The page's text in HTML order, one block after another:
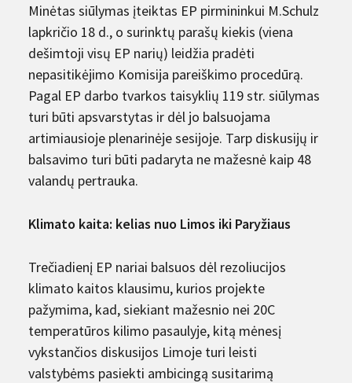
Minėtas siūlymas įteiktas EP pirmininkui M.Schulz
lapkričio 18 d., o surinktų parašų kiekis (viena
dešimtoji visų EP narių) leidžia pradėti
nepasitikėjimo Komisija pareiškimo procedūrą.
Pagal EP darbo tvarkos taisyklių 119 str. siūlymas
turi būti apsvarstytas ir dėl jo balsuojama
artimiausioje plenarinėje sesijoje. Tarp diskusijų ir
balsavimo turi būti padaryta ne mažesnė kaip 48
valandų pertrauka.
Klimato kaita: kelias nuo Limos iki Paryžiaus
Trečiadienį EP nariai balsuos dėl rezoliucijos
klimato kaitos klausimu, kurios projekte
pažymima, kad, siekiant mažesnio nei 20C
temperatūros kilimo pasaulyje, kitą mėnesį
vykstančios diskusijos Limoje turi leisti
valstybėms pasiekti ambicingą susitarimą